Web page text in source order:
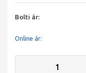
Bolti ár:
Online ár: